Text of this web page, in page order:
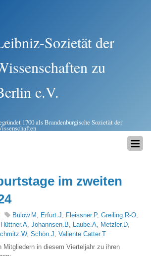
Sozietät der
zu
e.V.
1700 als Brandenburgische Sozietät der
im zweiten
Bülow.M , Erfurt.J, Fleissner.P,Greiling.R-O,
Hüttner.A,Johannsen.B, Laube.A, Metzler.D,
,Schön.J,Valiente Catter.T
Mitgliedern in diesem Vierteljahr zu ihren